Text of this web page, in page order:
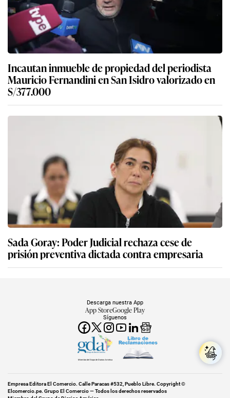
Incautan inmueble de propiedad del periodista
Mauricio Fernandini en San Isidro valorizado en
S/377.000
Sada Goray: Poder Judicial rechaza cese de
prisión preventiva dictada contra empresaria
Síguenos
Descarga nuestra App
App StoreGoogle Play
Miembro del Grupo de Diarios América
Empresa Editora El Comercio. Calle Paracas #532, Pueblo Libre. Copyright ©
Elcomercio.pe. Grupo El Comercio — Todos los derechos reservados